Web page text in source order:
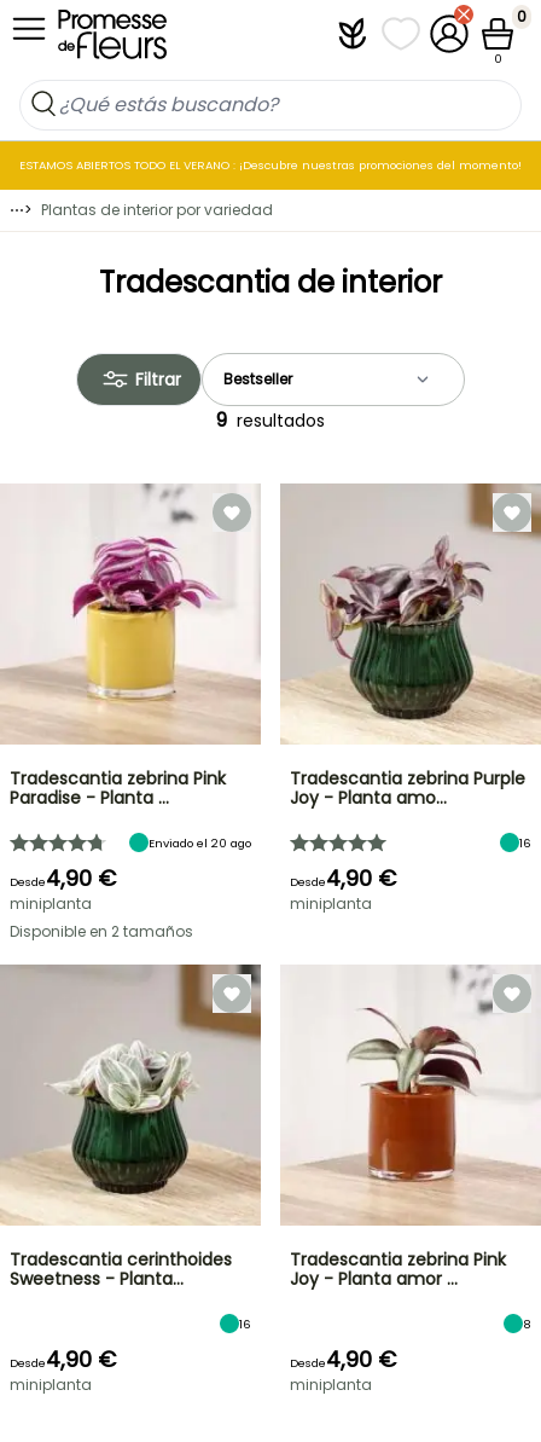
Ir al contenido PlantfitMis listas de
Mi cuenta
Cesta
0
0
ESTAMOS ABIERTOS TODO EL VERANO : ¡Descubre nuestras promociones del momento!
⋯> Plantas de interior por variedad
Tradescantia de interior
Filtrar
9 resultados
Tradescantia zebrina Pink
Paradise - Planta …
Enviado el 20 ago
Desde4,90 €
miniplanta
Disponible en 2 tamaños
Tradescantia zebrina Purple
Joy - Planta amo…
16
Desde4,90 €
miniplanta
Tradescantia cerinthoides
Sweetness - Planta…
16
Desde4,90 €
miniplanta
Tradescantia zebrina Pink
Joy - Planta amor …
8
Desde4,90 €
miniplanta